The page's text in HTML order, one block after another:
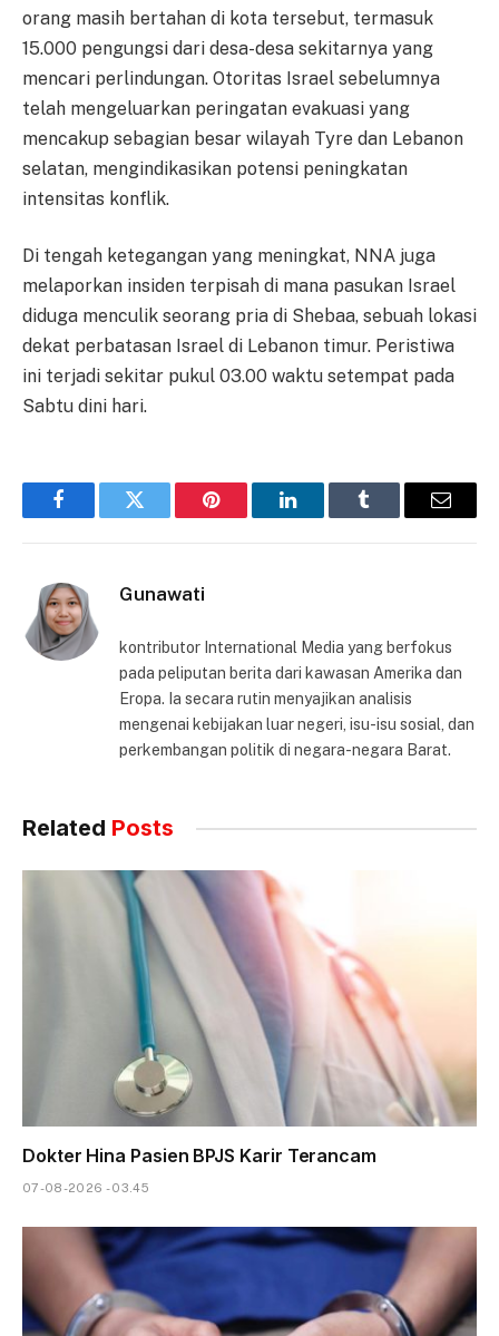
orang masih bertahan di kota tersebut, termasuk
15.000 pengungsi dari desa-desa sekitarnya yang
mencari perlindungan. Otoritas Israel sebelumnya
telah mengeluarkan peringatan evakuasi yang
mencakup sebagian besar wilayah Tyre dan Lebanon
selatan, mengindikasikan potensi peningkatan
intensitas konflik.
Di tengah ketegangan yang meningkat, NNA juga
melaporkan insiden terpisah di mana pasukan Israel
diduga menculik seorang pria di Shebaa, sebuah lokasi
dekat perbatasan Israel di Lebanon timur. Peristiwa
ini terjadi sekitar pukul 03.00 waktu setempat pada
Sabtu dini hari.
FacebookTwitter Pinterest LinkedInTumblr Email
Gunawati
kontributor International Media yang berfokus
pada peliputan berita dari kawasan Amerika dan
Eropa. Ia secara rutin menyajikan analisis
mengenai kebijakan luar negeri, isu-isu sosial, dan
perkembangan politik di negara-negara Barat.
Related Posts
Dokter Hina Pasien BPJS Karir Terancam
07-08-2026 - 03.45